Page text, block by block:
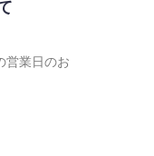
営業日のお